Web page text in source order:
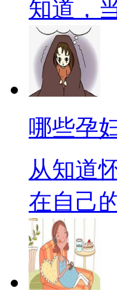
知道，
哪些孕
从知道
在自己